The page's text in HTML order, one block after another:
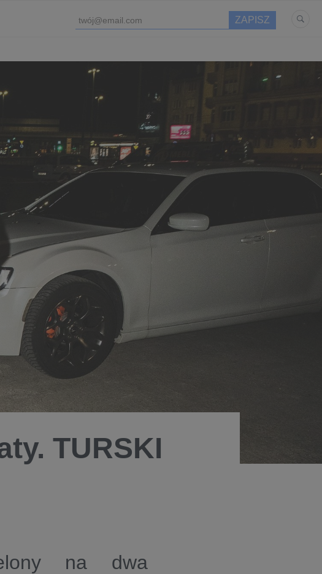
TURSKI
na dwa